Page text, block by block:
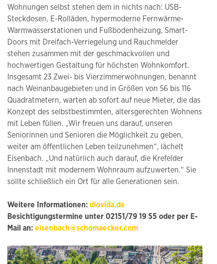
Wohnungen selbst stehen dem in nichts nach: USB-
Steckdosen, E-Rolläden, hypermoderne Fernwärme-
Warmwasserstationen und Fußbodenheizung, Smart-
Doors mit Dreifach-Verriegelung und Rauchmelder
stehen zusammen mit der geschmackvollen und
hochwertigen Gestaltung für höchsten Wohnkomfort.
Insgesamt 23 Zwei- bis Vierzimmerwohnungen, benannt
nach Weinanbaugebieten und in Größen von 56 bis 116
Quadratmetern, warten ab sofort auf neue Mieter, die das
Konzept des selbstbestimmten, altersgerechten Wohnens
mit Leben füllen. „Wir freuen uns darauf, unseren
Seniorinnen und Senioren die Möglichkeit zu geben,
weiter am öffentlichen Leben teilzunehmen“, lächelt
Eisenbach. „Und natürlich auch darauf, die Krefelder
Innenstadt mit modernem Wohnraum aufzuwerten.“ Sie
sollte schließlich ein Ort für alle Generationen sein.
Weitere Informationen: diovida.de
Besichtigungstermine unter 02151/79 19 55 oder per E-
Mail an: eisenbach@schomaecker.com